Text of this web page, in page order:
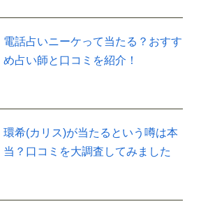
電話占いニーケって当たる？おすす
め占い師と口コミを紹介！
環希(カリス)が当たるという噂は本
当？口コミを大調査してみました